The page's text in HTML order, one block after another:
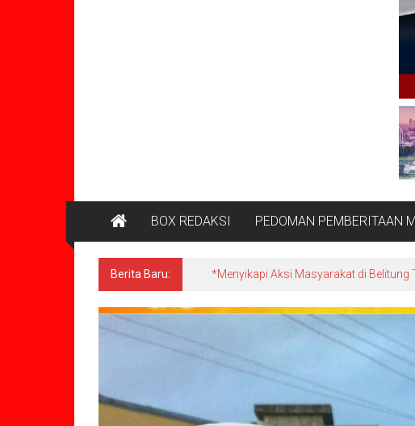
BOX REDAKSI PEDOMAN PEMBERITAAN
Berita Baru: *Menyikapi Aksi Masyarakat di